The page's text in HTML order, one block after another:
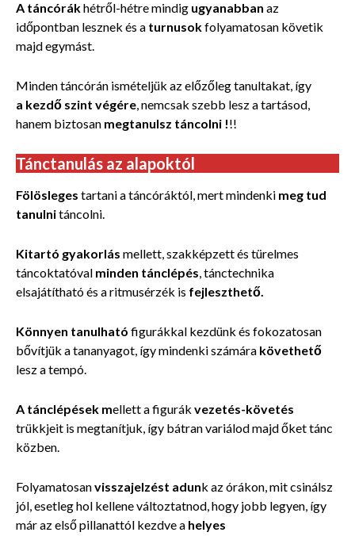
A táncórákhétről-hétre mindig ugyanabban az
időpontban lesznek és a turnusokfolyamatosan követik
majd egymást.
Minden táncórán ismételjük az előzőleg tanultakat, így
a kezdő szint végére, nemcsak szebb lesz a tartásod,
hanem biztosan megtanulsz táncolni !!!
Tánctanulás az alapoktól
Fölösleges tartani atáncóráktól, mert mindenki meg tud
tanulnitáncolni.
Kitartó gyakorlás mellett, szakképzett és türelmes
táncoktatóval minden tánclépés, tánctechnika
elsajátítható és a ritmusérzék is fejleszthető.
Könnyen tanulható figurákkal kezdünk és fokozatosan
bővítjük a tananyagot, így mindenki számára követhető
lesz a tempó.
A tánclépések mellett a figurák vezetés-követés
trükkjeit is megtanítjuk, így bátran variálod majd őket tánc
közben.
Folyamatosanvisszajelzést adunk az órákon, mit csinálsz
jól, esetleg hol kellene változtatnod, hogy jobb legyen, így
már az első pillanattól kezdve a helyes